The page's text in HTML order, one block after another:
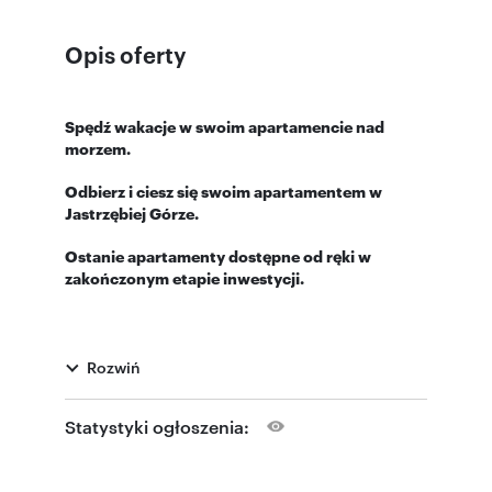
Opis oferty
Spędź wakacje w swoim apartamencie nad
morzem.
Odbierz i ciesz się swoim apartamentem w
Jastrzębiej Górze.
Ostanie apartamenty dostępne od ręki w
zakończonym etapie inwestycji.
Oferujemy Państwu apartamenty na wyjątkowym
54 m2.
Rozwiń
Statystyki ogłoszenia: